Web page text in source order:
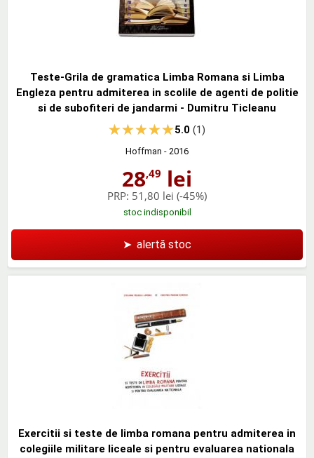
Teste-Grila de gramatica Limba Romana si Limba
Engleza pentru admiterea in scolile de agenti de politie
si de subofiteri de jandarmi - Dumitru Ticleanu
5.0(1)
Hoffman - 2016
28,49 lei
PRP: 51,80 lei (-45%)
stoc indisponibil
➤ alertă stoc
Exercitii si teste de limba romana pentru admiterea in
colegiile militare liceale si pentru evaluarea nationala